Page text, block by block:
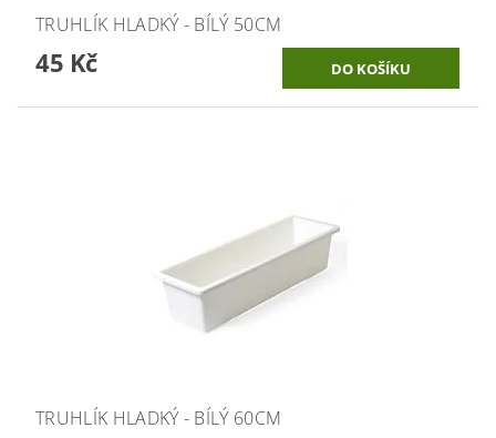
TRUHLÍK HLADKÝ - BÍLÝ 50CM
45 Kč
TRUHLÍK HLADKÝ - BÍLÝ 60CM